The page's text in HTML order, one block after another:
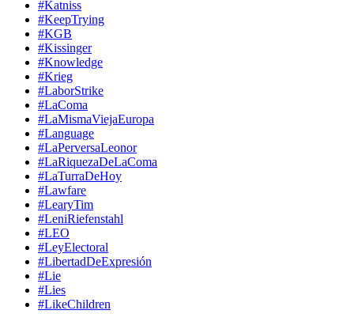
#Katniss
#KeepTrying
#KGB
#Kissinger
#Knowledge
#Krieg
#LaborStrike
#LaComa
#LaMismaViejaEuropa
#Language
#LaPerversaLeonor
#LaRiquezaDeLaComa
#LaTurraDeHoy
#Lawfare
#LearyTim
#LeniRiefenstahl
#LEO
#LeyElectoral
#LibertadDeExpresión
#Lie
#Lies
#LikeChildren